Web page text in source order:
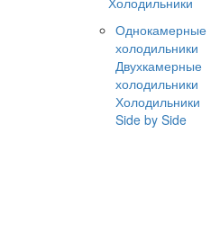
Однокамерные
холодильники
Двухкамерные
холодильники
Холодильники
Side by Side